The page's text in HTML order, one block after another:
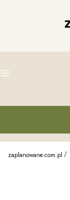
Menu
zaplanowane.com.pl